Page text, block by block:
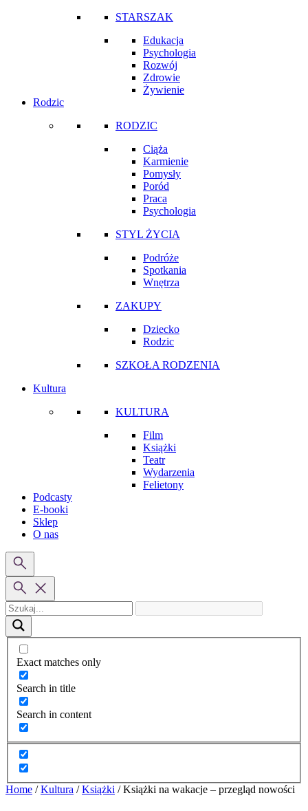
STARSZAK
Edukacja
Psychologia
Rozwój
Zdrowie
Żywienie
Rodzic
RODZIC
Ciąża
Karmienie
Pomysły
Poród
Praca
Psychologia
STYL ŻYCIA
Podróże
Spotkania
Wnętrza
ZAKUPY
Dziecko
Rodzic
SZKOŁA RODZENIA
Kultura
KULTURA
Film
Książki
Teatr
Wydarzenia
Felietony
Podcasty
E-booki
Sklep
O nas
Exact matches only
Search in title
Search in content
Home / Kultura / Książki / Książki na wakacje – przegląd nowości